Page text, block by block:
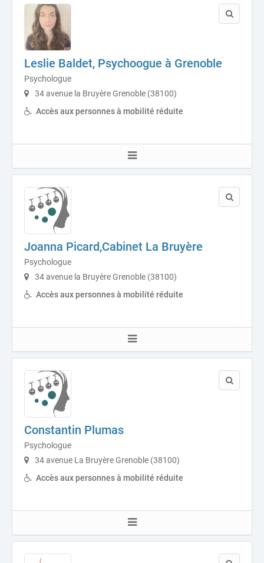
Leslie Baldet, Psychoogue à Grenoble
Psychologue
34 avenue la Bruyère Grenoble (38100)
Accès aux personnes à mobilité réduite
Joanna Picard,Cabinet La Bruyère
Psychologue
34 avenue la Bruyère Grenoble (38100)
Accès aux personnes à mobilité réduite
Constantin Plumas
Psychologue
34 avenue La Bruyère Grenoble (38100)
Accès aux personnes à mobilité réduite